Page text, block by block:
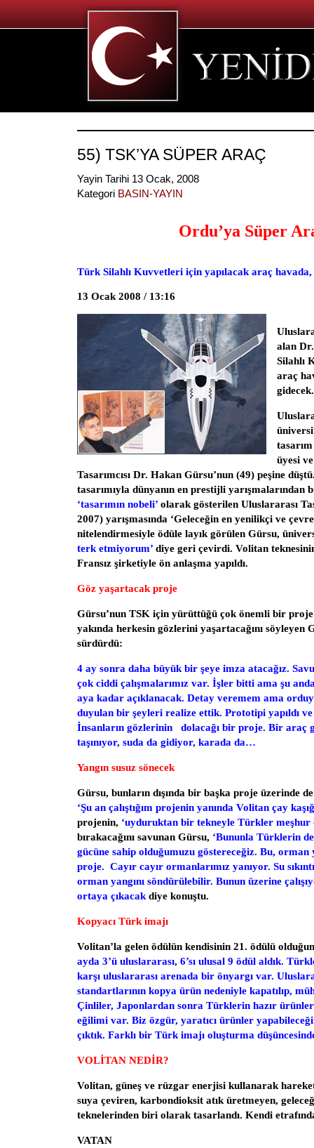
55) TSK’YA SÜPER ARAÇ
Yayin Tarihi 13 Ocak, 2008
Kategori BASIN-YAYIN
Ordu’ya Süper
Türk Silahlı Kuvvetleri için yapılacak araç
13 Ocak 2008 / 13:16
alan
Silahlı
araç
gidecek.
üyesi
Tasarımcısı Dr. Hakan Gürsu’nun (49) peşine
tasarımıyla dünyanın en prestijli yarışmalarından
‘tasarımın nobeli’ olarak gösterilen Uluslararası
2007) yarışmasında ‘Geleceğin en yenilikçi ve
nitelendirmesiyle ödüle layık görülen Gürsu,
terk etmiyorum’ diye geri çevirdi. Volitan
Fransız şirketiyle ön anlaşma yapıldı.
Göz yaşartacak proje
Gürsu’nun TSK için yürüttüğü çok önemli bir
yakında herkesin gözlerini yaşartacağını söyleyen
sürdürdü:
4 ay sonra daha büyük bir şeye imza atacağız.
çok ciddi çalışmalarımız var. İşler bitti ama şu
aya kadar açıklanacak. Detay veremem ama
duyulan bir şeyleri realize ettik. Prototipi yapıldı ve
İnsanların gözlerinin dolacağı bir proje. Bir araç
taşınıyor, suda da gidiyor, karada da…
Yangın susuz sönecek
Gürsu, bunların dışında bir başka proje üzerinde
‘Şu an çalıştığım projenin yanında Volitan çay
projenin, ‘uyduruktan bir tekneyle Türkler meşhur
bırakacağını savunan Gürsu, ‘Bununla Türklerin
gücüne sahip olduğumuzu göstereceğiz. Bu, orman
proje. Cayır cayır ormanlarımız yanıyor. Su
orman yangını söndürülebilir. Bunun üzerine
ortaya çıkacak diye konuştu.
Kopyacı Türk imajı
Volitan’la gelen ödülün kendisinin 21. ödülü
ayda 3’ü uluslararası, 6’sı ulusal 9 ödül aldık.
karşı uluslararası arenada bir önyargı var.
standartlarının kopya ürün nedeniyle kapatılıp,
Çinliler, Japonlardan sonra Türklerin hazır
eğilimi var. Biz özgür, yaratıcı ürünler
çıktık. Farklı bir Türk imajı oluşturma
VOLİTAN NEDİR?
Volitan, güneş ve rüzgar enerjisi kullanarak
suya çeviren, karbondioksit atık üretmeyen,
teknelerinden biri olarak tasarlandı. Kendi
VATAN